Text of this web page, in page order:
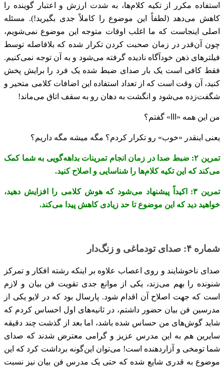
استفاده مکرر از تکیه کلام‌ها، به شدت ارزش و اعتبار گوینده را
کاهش می‌دهد (لطفاً این موضوع را کاملاً جدی بگیرید!). مسئله
اصلی اینجاست که ما اغلب اوقات متوجه این موضوع نمی‌شویم،
چون آن‌قدر در زمان صحبت کردن تکرار شده که بلافاصله توسط
فیلترهای ذهن خودآگاه نادیده گرفته می‌شود و به آن توجه نمی‌کنیم.
فقط کافی است یک بار صدای ضبط شده یک فرد را برایش پخش
کنید، آن‌ وقت است که از تعداد استفاده این اضافات کلامی متحیر و
شگفت‌زده می‌شود و انگشت به دهان رو به سقف اتاق می‌ماند!
من این همه «ااا» گفتم؟
یعنی اینقدر «خوب» رو تکرار کردم؟ مگه میشه مگه داریم؟
تمرین ۲: ضبط صدا در زمان انجام تمرینات بداهه‌گویی به شما کمک
می‌کند که این تکیه کلام‌ها را شناسایی و اصلاح کنید.
تمرین ۳: اکیداً پیشنهاد می‌شود که هوش کلامی را افزایش دهید،
خواهید دید که این موضوع تا حد زیادی کاهش پیدا می‌کند.
شماره ۴: صدای تودماغی و زنگ‌دار
صدای ناخوشایند و روی اعصاب علاوه بر اینکه رشته افکار و تمرکز
شنونده را بهم می‌زند، یکی از موانع جدی تقویت فن بیان و لازم
است که جهت اصلاح آن اقدام شود. پارسال بود که در لایو یکی از
مدرسین فن بیان حضور داشتم، در ثانیه‌های اول احساس کردم که
شاید گوش‌‌های من حساس شده باشد، اما بعد از گذشت چند دقیقه
سایرین هم به این مدرس عزیز و گرامی معترض شدند که صدای
شما تومخی و آزاردهنده است! می‌توان این‌گونه برداشت کرد که این
موضوع به قدری شایع شده که حتی یک مدرس فن بیان نیز نسبت